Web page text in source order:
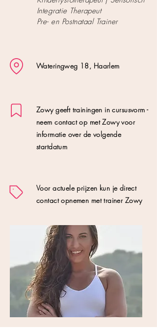
Integratie Therapeut
Pre- en Postnataal Trainer
Wateringweg 18, Haarlem
Zowy geeft trainingen in cursusvorm -
neem contact op met Zowy voor
informatie over de volgende
startdatum
Voor actueleprijzen kun je direct
contact opnemen met trainer Zowy